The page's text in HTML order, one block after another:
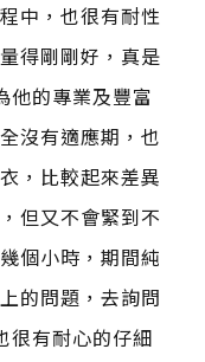
中，也很有耐性
得剛剛好，真是
他的專業及豐富
沒有適應期，也
，比較起來差異
但又不會緊到不
個小時，期間純
的問題，去詢問
很有耐心的仔細